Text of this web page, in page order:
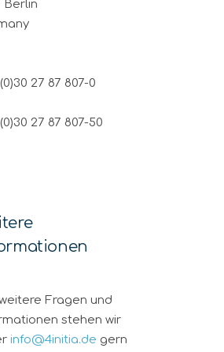
Berlin
27 87 807-0
27 87 807-50
Fragen und
stehen wir
info@4initia.de gern